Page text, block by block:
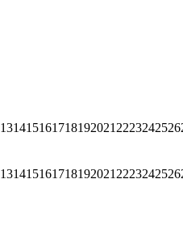
131415161718192021 2223242526
131415161718192021 2223242526